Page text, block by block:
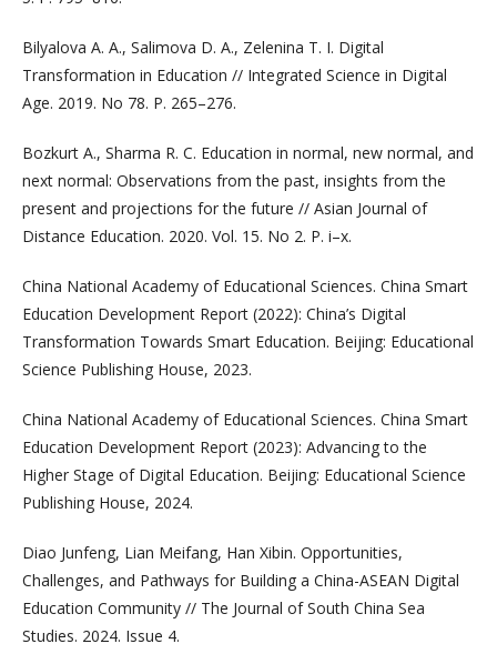
Bilyalova A. A., Salimova D. A., Zelenina T. I. Digital
Transformation in Education // Integrated Science in Digital
Age. 2019. No 78. P. 265–276.
Bozkurt A., Sharma R. C. Education in normal, new normal, and
next normal: Observations from the past, insights from the
present and projections for the future // Asian Journal of
Distance Education. 2020. Vol. 15. No 2. P. i–x.
China National Academy of Educational Sciences. China Smart
Education Development Report (2022): China’s Digital
Transformation Towards Smart Education. Beijing: Educational
Science Publishing House, 2023.
China National Academy of Educational Sciences. China Smart
Education Development Report (2023): Advancing to the
Higher Stage of Digital Education. Beijing: Educational Science
Publishing House, 2024.
Diao Junfeng, Lian Meifang, Han Xibin. Opportunities,
Challenges, and Pathways for Building a China-ASEAN Digital
Education Community // The Journal of South China Sea
Studies. 2024. Issue 4.